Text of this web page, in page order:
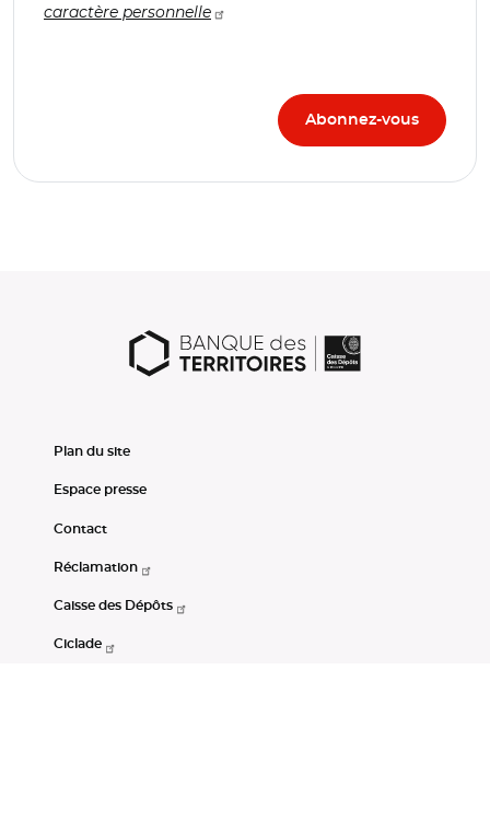
caractère personnelle
Plan du site
Espace presse
Contact
Réclamation
Caisse des Dépôts
Ciclade